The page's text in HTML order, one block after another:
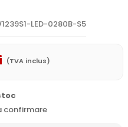
LED-0280B-S5
(TVA inclus)
confirmare